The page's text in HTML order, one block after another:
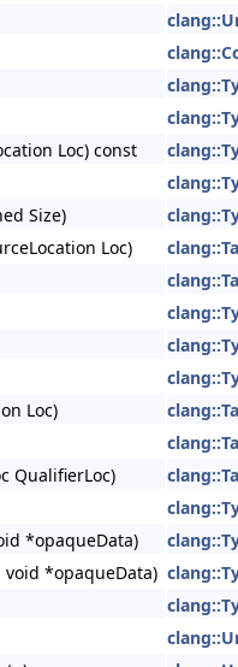
Loc) const
Size)
Loc)
Loc)
QualifierLoc)
*opaqueData)
void *opaqueData)